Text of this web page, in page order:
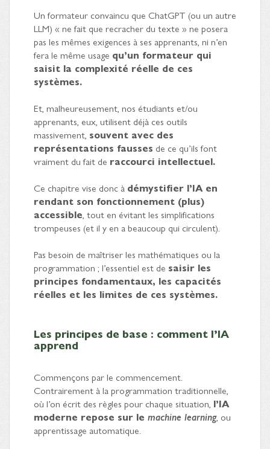
Un formateur convaincu que ChatGPT (ou un autre
LLM) « ne fait que recracher du texte » ne posera
pas les mêmes exigences à ses apprenants, ni n’en
fera le même usage qu’un formateur qui
saisit la complexité réelle de ces
systèmes.
Et, malheureusement, nos étudiants et/ou
apprenants, eux, utilisent déjà ces outils
massivement, souvent avec des
représentations fausses de ce qu’ils font
vraiment du fait de raccourci intellectuel.
Ce chapitre vise donc à démystifier l’IA en
rendant son fonctionnement (plus)
accessible, tout en évitant les simplifications
trompeuses (et il y en a beaucoup qui circulent).
Pas besoin de maîtriser les mathématiques ou la
programmation ; l’essentiel est de saisir les
principes fondamentaux, les capacités
réelles et les limites de ces systèmes.
Les principes de base : comment l’IA
apprend
Commençons par le commencement.
Contrairement à la programmation traditionnelle,
où l’on écrit des règles pour chaque situation, l’IA
moderne repose sur le machine learning, ou
apprentissage automatique.